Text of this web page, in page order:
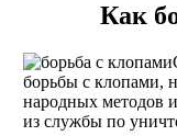
Как
борьбы с клопами,
народных методов
из службы по